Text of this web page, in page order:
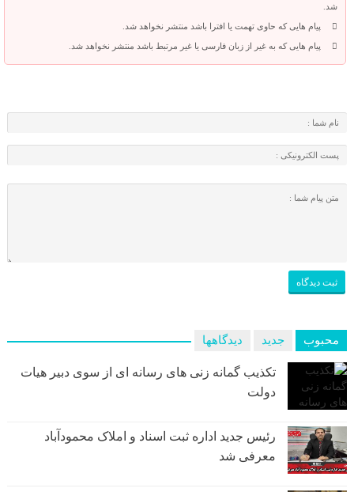
شد.
پیام هایی که حاوی تهمت یا افترا باشد منتشر نخواهد شد.
پیام هایی که به غیر از زبان فارسی یا غیر مرتبط باشد منتشر نخواهد شد.
محبوب جدید دیدگاهها
تکذیب گمانه زنی های رسانه ای از سوی دبیر هیات
دولت
رئیس جدید اداره ثبت اسناد و املاک محمودآباد
معرفی شد